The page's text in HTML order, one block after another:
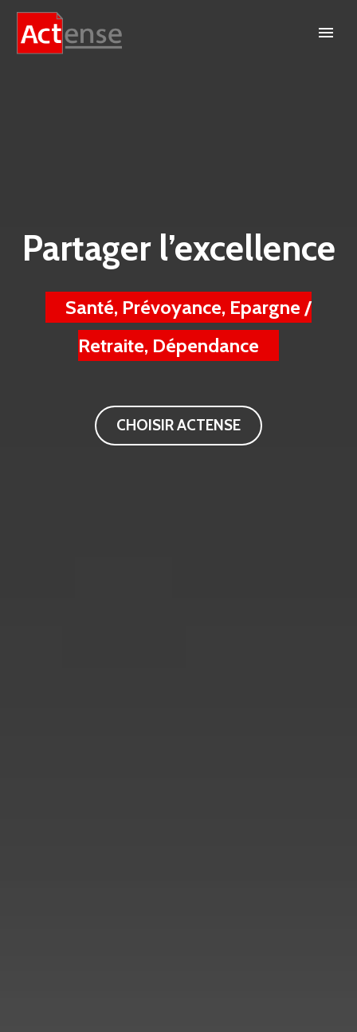
Partager l’excellence
Santé, Prévoyance, Epargne /
Retraite, Dépendance
CHOISIR ACTENSE